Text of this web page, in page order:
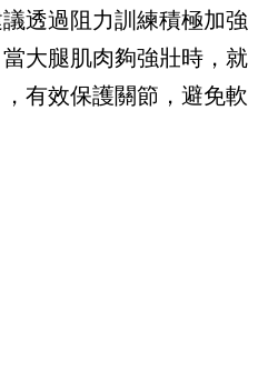
透過阻力訓練積極加強
當大腿肌肉夠強壯時，就
有效保護關節，避免軟